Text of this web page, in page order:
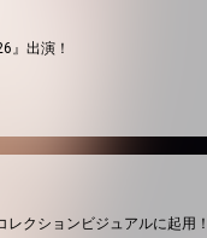
』出演！
レクションビジュアルに起用！